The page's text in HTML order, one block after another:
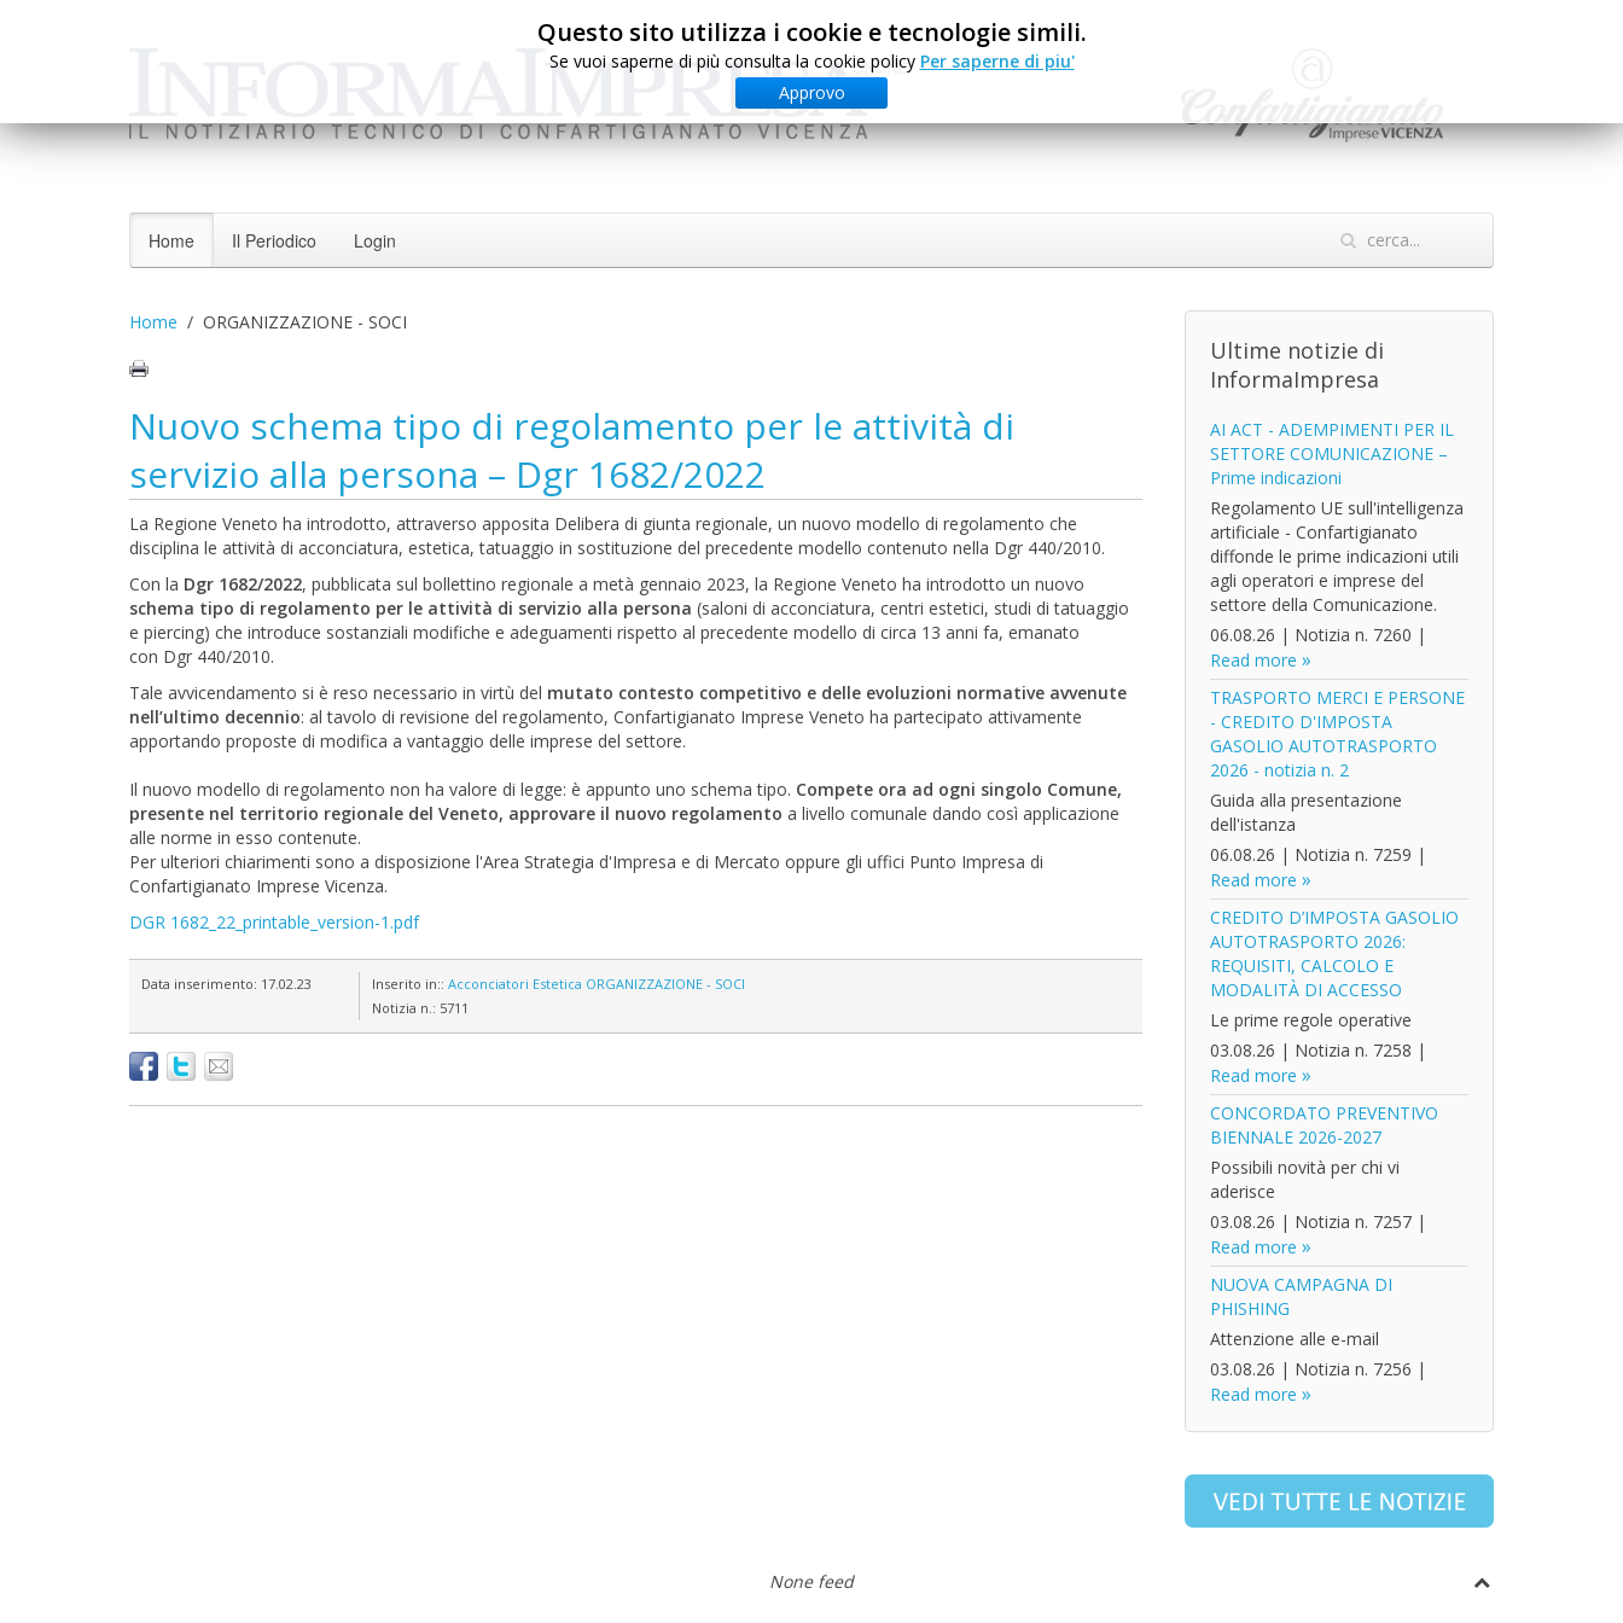
Questo sito utilizza i cookie e tecnologie simili.
Se vuoi saperne di più consulta la cookie policy Per saperne di piu'
Approvo
Home Il Periodico Login
Home ORGANIZZAZIONE - SOCI
Nuovo schema tipo di regolamento per le attività di
servizio alla persona – Dgr 1682/2022
La Regione Veneto ha introdotto, attraverso apposita Delibera di giunta regionale, un nuovo modello di regolamento che
disciplina le attività di acconciatura, estetica, tatuaggio in sostituzione del precedente modello contenuto nella Dgr 440/2010.
Con la Dgr 1682/2022, pubblicata sul bollettino regionale a metà gennaio 2023, la Regione Veneto ha introdotto un nuovo
schema tipo di regolamento per le attività di servizio alla persona (saloni di acconciatura, centri estetici, studi di tatuaggio
e piercing) che introduce sostanziali modifiche e adeguamenti rispetto al precedente modello di circa 13 anni fa, emanato
con Dgr 440/2010.
Tale avvicendamento si è reso necessario in virtù del mutato contesto competitivo e delle evoluzioni normative avvenute
nell’ultimo decennio: al tavolo di revisione del regolamento, Confartigianato Imprese Veneto ha partecipato attivamente
apportando proposte di modifica a vantaggio delle imprese del settore.
Il nuovo modello di regolamento non ha valore di legge: è appunto uno schema tipo. Compete ora ad ogni singolo Comune,
presente nel territorio regionale del Veneto, approvare il nuovo regolamento a livello comunale dando così applicazione
alle norme in esso contenute.
Per ulteriori chiarimenti sono a disposizione l'Area Strategia d'Impresa e di Mercato oppure gli uffici Punto Impresa di
Confartigianato Imprese Vicenza.
DGR 1682_22_printable_version-1.pdf
Data inserimento: 17.02.23 Inserito in:: Acconciatori Estetica ORGANIZZAZIONE - SOCI
Notizia n.: 5711
Ultime notizie di
InformaImpresa
AI ACT - ADEMPIMENTI PER IL
SETTORE COMUNICAZIONE –
Prime indicazioni
Regolamento UE sull'intelligenza
artificiale - Confartigianato
diffonde le prime indicazioni utili
agli operatori e imprese del
settore della Comunicazione.
06.08.26 | Notizia n. 7260 |
Read more
TRASPORTO MERCI E PERSONE
- CREDITO D'IMPOSTA
GASOLIO AUTOTRASPORTO
2026 - notizia n. 2
Guida alla presentazione
dell'istanza
06.08.26 | Notizia n. 7259 |
Read more
CREDITO D’IMPOSTA GASOLIO
AUTOTRASPORTO 2026:
REQUISITI, CALCOLO E
MODALITÀ DI ACCESSO
Le prime regole operative
03.08.26 | Notizia n. 7258 |
Read more
CONCORDATO PREVENTIVO
BIENNALE 2026-2027
Possibili novità per chi vi
aderisce
03.08.26 | Notizia n. 7257|
Read more
NUOVA CAMPAGNA DI
PHISHING
Attenzione alle e-mail
03.08.26 | Notizia n. 7256 |
Read more
None feed